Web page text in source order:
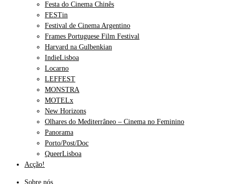
Festa do Cinema Chinês
FESTin
Festival de Cinema Argentino
Frames Portuguese Film Festival
Harvard na Gulbenkian
IndieLisboa
Locarno
LEFFEST
MONSTRA
MOTELx
New Horizons
Olhares do Mediterrâneo – Cinema no Feminino
Panorama
Porto/Post/Doc
QueerLisboa
Acção!
Sobre nós